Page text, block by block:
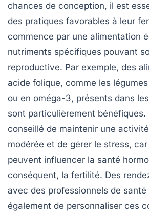
chances de conception, il est
des pratiques favorables à leur
commence par une alimentation
nutriments spécifiques pouvant
reproductive. Par exemple, des
acide folique, comme les
ou en oméga-3, présents dans
sont particulièrement bénéfiques.
conseillé de maintenir une
modérée et de gérer le stress,
peuvent influencer la santé
conséquent, la fertilité. Des
avec des professionnels de santé
également de personnaliser ces